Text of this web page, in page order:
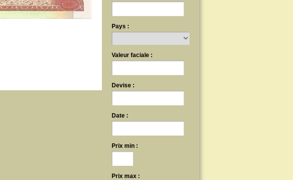
Pays :
Valeur faciale :
Devise :
Date :
Prix min :
Prix max :